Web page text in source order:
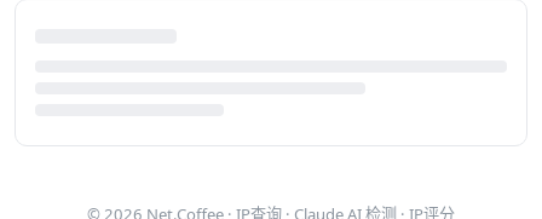
© 2026 Net.Coffee · IP查询 · Claude AI 检测 · IP评分